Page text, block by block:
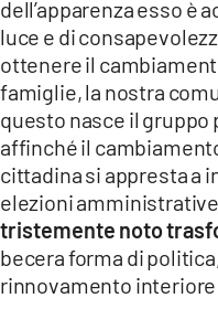
dell’apparenza esso è
luce e di
ottenere il
famiglie, la nostra
questo nasce il gruppo
affinché il
cittadina si appresta a
elezioni amministrative
tristemente noto
becera forma di
rinnovamento